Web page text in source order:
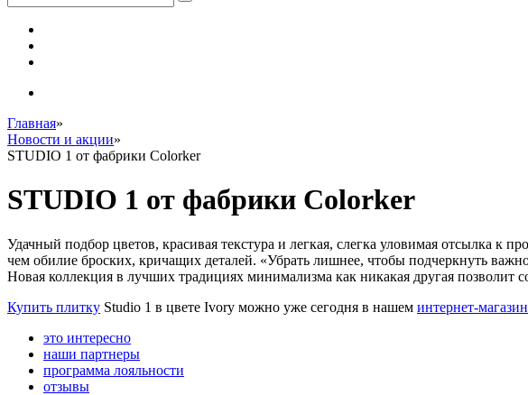
Главная»
Новости и акции»
STUDIO 1 от фабрики Colorker
STUDIO 1 от фабрики Colorker
Удачный подбор цветов, красивая текстура и легкая, слегка уловимая отсылка к
чем обилие броских, кричащих деталей. «Убрать лишнее, чтобы подчеркнуть
Новая коллекция в лучших традициях минимализма как никакая другая
Купить плитку Studio 1 в цвете Ivory можно уже сегодня в нашем интернет-
это интересно
наши партнеры
программа лояльности
отзывы